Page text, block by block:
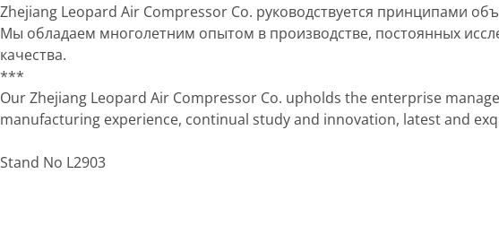
Zhejiang Leopard Air Compressor Co. руководствуется принципами
Мы обладаем многолетним опытом в производстве, постоянных
качества.
***
Our Zhejiang Leopard Air Compressor Co. upholds the enterprise
manufacturing experience, continual study and innovation, latest and
Stand No L2903